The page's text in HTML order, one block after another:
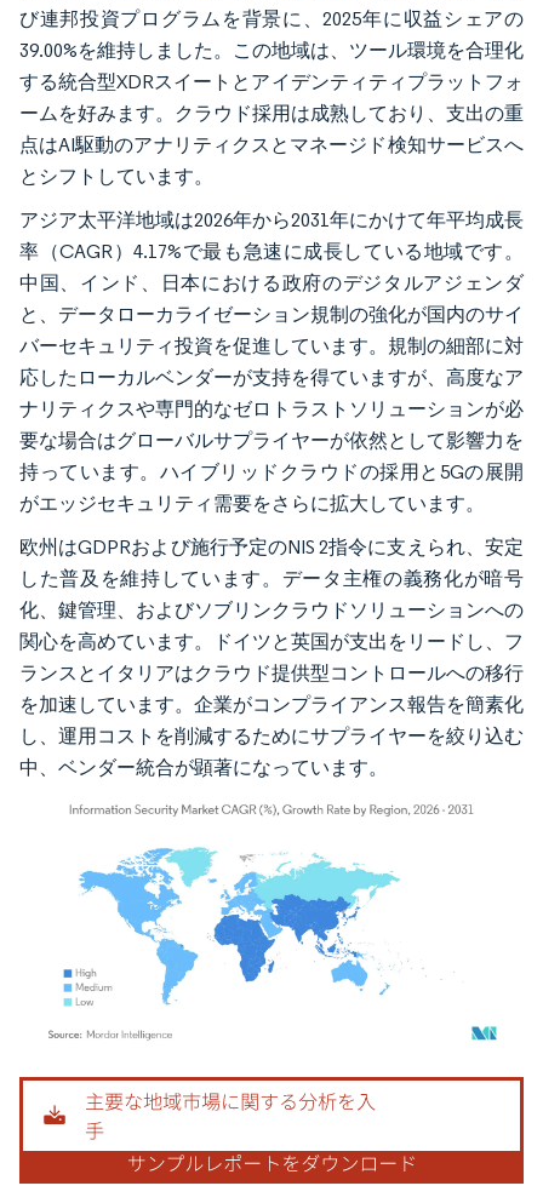
び連邦投資プログラムを背景に、2025年に収益シェアの
39.00%を維持しました。この地域は、ツール環境を合理化
する統合型XDRスイートとアイデンティティプラットフォ
ームを好みます。クラウド採用は成熟しており、支出の重
点はAI駆動のアナリティクスとマネージド検知サービスへ
とシフトしています。
アジア太平洋地域は2026年から2031年にかけて年平均成長
率（CAGR）4.17%で最も急速に成長している地域です。
中国、インド、日本における政府のデジタルアジェンダ
と、データローカライゼーション規制の強化が国内のサイ
バーセキュリティ投資を促進しています。規制の細部に対
応したローカルベンダーが支持を得ていますが、高度なア
ナリティクスや専門的なゼロトラストソリューションが必
要な場合はグローバルサプライヤーが依然として影響力を
持っています。ハイブリッドクラウドの採用と5Gの展開
がエッジセキュリティ需要をさらに拡大しています。
欧州はGDPRおよび施行予定のNIS 2指令に支えられ、安定
した普及を維持しています。データ主権の義務化が暗号
化、鍵管理、およびソブリンクラウドソリューションへの
関心を高めています。ドイツと英国が支出をリードし、フ
ランスとイタリアはクラウド提供型コントロールへの移行
を加速しています。企業がコンプライアンス報告を簡素化
し、運用コストを削減するためにサプライヤーを絞り込む
中、ベンダー統合が顕著になっています。
画像 © Mordor Intelligence。再利用にはCC BY 4.0の表示が必要です。